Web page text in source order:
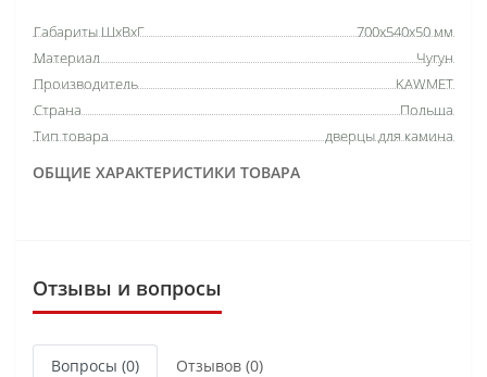
ОБЩИЕ ХАРАКТЕРИСТИКИ ТОВАРА
Габариты ШхВхГ
700х540х50 мм
Материал
Чугун
Производитель
KAWMET
Страна
Польша
Тип товара
дверцы для камина
Отзывы и вопросы
Вопросы (0) Отзывов (0)